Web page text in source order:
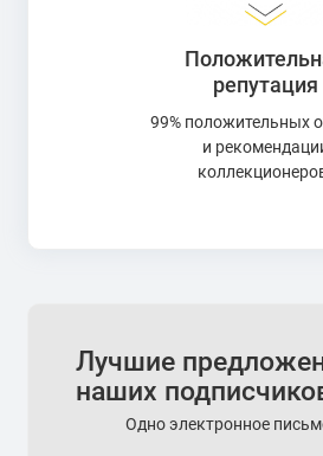
репутация
99% положительных
и
Лучшие
наших
Одно электронное